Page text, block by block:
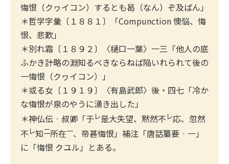
悔恨（クヮイコン）するとも曷（なん）ぞ及ばん」
＊哲学字彙〔１８８１〕「Compunction 懊悩、悔
恨、悲歎」
＊別れ霜〔１８９２〕〈樋口一葉〉一三「他人の底
ふかき計略の淵知るべきならねば陥いれられて後の
一悔恨（クヮイコン）」
＊或る女〔１９１９〕〈有島武郎〉後・四七「冷か
な悔恨が泉のやうに湧き出した」
＊神仏伝‐叔卿「于レ是大失望、黙然不 レ応、忽然
不 レ知二所在一、帝甚悔恨」補注「唐話纂要‐一」
に「悔恨 クユル」とある。